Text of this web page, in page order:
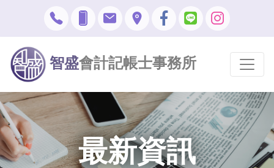
智盛會計記帳士事務所
最新資訊